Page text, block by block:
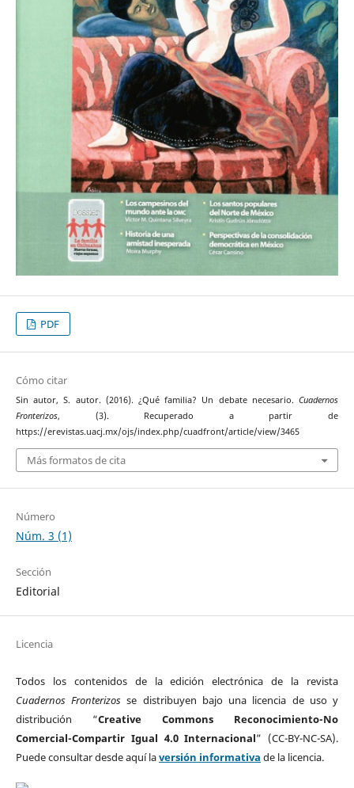
PDF
Cómo citar
Sin autor, S. autor. (2016). ¿Qué familia? Un debate necesario.Cuadernos
Fronterizos, (3). Recuperado a partir de
https://erevistas.uacj.mx/ojs/index.php/cuadfront/article/view/3465
Más formatos de cita
Número
Núm. 3 (1)
Sección
Editorial
Licencia
Todos los contenidos de la edición electrónica de la revista
Cuadernos Fronterizos se distribuyen bajo una licencia de uso y
distribución “Creative Commons Reconocimiento-No
Comercial-Compartir Igual 4.0 Internacional” (CC-BY-NC-SA).
Puede consultar desde aquí laversión informativa de la licencia.